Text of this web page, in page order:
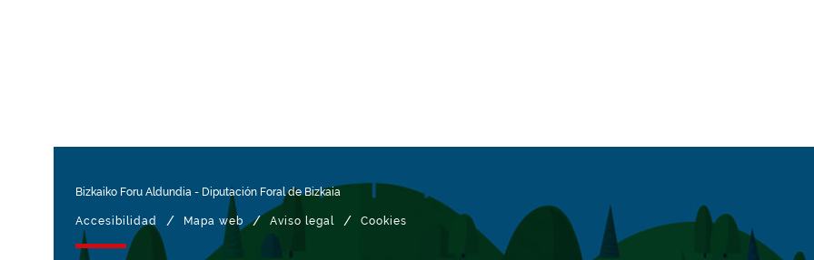
Bizkaiko Foru Aldundia - Diputación Foral de Bizkaia
Accesibilidad / Mapa web / Aviso legal / Cookies